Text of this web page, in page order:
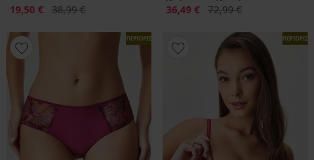
Έκπτωση
19,50 € Αρχική τιμή
38,99 €
Έκπτωση
36,49 € Αρχική τιμή
72,99 €
ΠΕΡΙΟΡΙΣΜΕΝΑ